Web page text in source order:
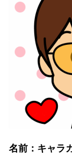
名前：キャラ